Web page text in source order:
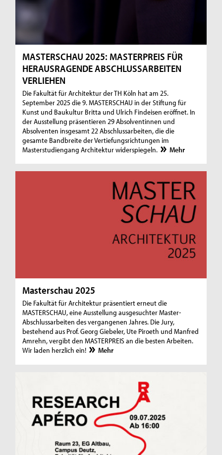
MASTERSCHAU 2025: MASTERPREIS FÜR
HERAUSRAGENDE ABSCHLUSSARBEITEN
VERLIEHEN
Die Fakultät für Architektur der TH Köln hat am 25.
September 2025 die 9. MASTERSCHAU in der Stiftung für
Kunst und Baukultur Britta und Ulrich Findeisen eröffnet. In
der Ausstellung präsentieren 29 Absolventinnen und
Absolventen insgesamt 22 Abschlussarbeiten, die die
gesamte Bandbreite der Vertiefungsrichtungen im
Masterstudiengang Architektur widerspiegeln.
Mehr
Masterschau 2025
Die Fakultät für Architektur präsentiert erneut die
MASTERSCHAU, eine Ausstellung ausgesuchter Master-
Abschlussarbeiten des vergangenen Jahres. Die Jury,
bestehend aus Prof. Georg Giebeler, Ute Piroeth und Manfred
Amrehn, vergibt den MASTERPREIS an die besten Arbeiten.
Wir laden herzlich ein!
Mehr